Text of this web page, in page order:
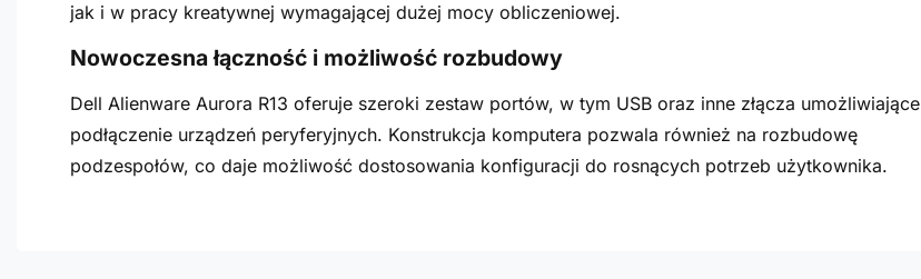
jak i w pracy kreatywnej wymagającej dużej mocy obliczeniowej.
Nowoczesna łączność i możliwość rozbudowy
Dell Alienware Aurora R13 oferuje szeroki zestaw portów, w tym USB oraz inne złącza umożliwiające
podłączenie urządzeń peryferyjnych. Konstrukcja komputera pozwala również na rozbudowę
podzespołów, co daje możliwość dostosowania konfiguracji do rosnących potrzeb użytkownika.